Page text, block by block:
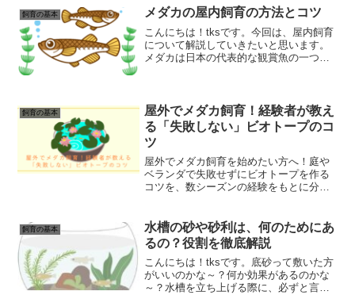
しの効果も抜群です。メダカを飼育する
だけでなく、水草を一緒に...
飼育の基本 メダカの屋内飼育の方法とコツ
こんにちは！tksです。今回は、屋内飼育
について解説していきたいと思います。
メダカは日本の代表的な観賞魚の一つ
化に比較的強く、飼育も...
飼育の基本
屋外でメダカ飼育！経験者が教え
る「失敗しない」ビオトープのコ
ツ
屋外でメダカ飼育を始めたい方へ！庭や
ベランダで失敗せずにビオトープを作る
コツを、数シーズンの経験をもとに分か
工夫まで。日常のふとした癒やしになる
「メダカのいる暮らし」を始めてみませ
んか？
飼育の基本
水槽の砂や砂利は、何のためにあ
るの？役割を徹底解説
こんにちは！tksです。底砂って敷いた方
がいいのかな～？何か効果があるのかな
～？水槽を立ち上げる際に、必ずと言っ